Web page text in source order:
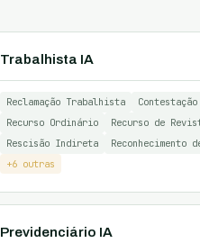
Trabalhista IA
Reclamação Trabalhista
Contestação
Recurso Ordinário
Recurso de
Rescisão Indireta
Reconhecimento
+6 outras
Previdenciário IA